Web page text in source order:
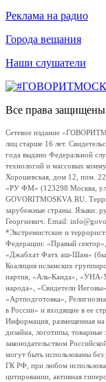
Реклама на радио
Города вещания
Наши слушатели
Все права
Сетевое издание
лиц старше 16 лет.
года выдано Федеральной
технологий и массовых
Хорошевская, дом 12, пом.
«РУ ФМ» (123298 Москва,
GOVORITMOSKVA.RU.
зарубежные страны. Языки:
Георгиевич. Email:
*Экстремистские и
Федерации: «Правый
«Джабхат Фатх аш-Шам»
Коалиция исламских
партия, «Аль-Каида», «УНА-
народа», «Свидетели
«Артподготовка»,
в России» и входящие в ее
Информация, размещенная на
дизайна, логотипы,
законодательством
могут быть использованы без
ГК РФ, при любом
цитировании, активная